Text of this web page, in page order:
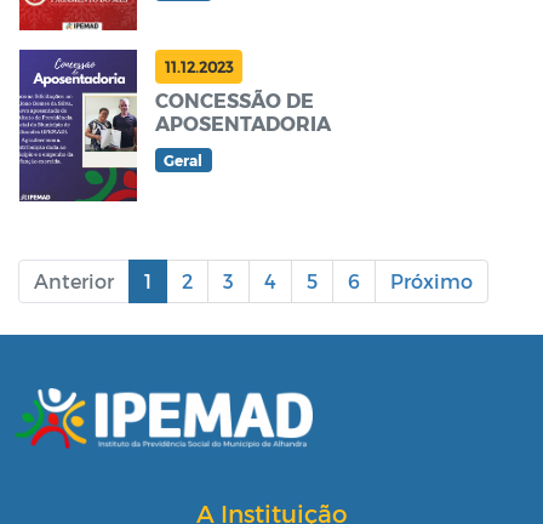
11.12.2023
CONCESSÃO DE
APOSENTADORIA
Geral
Anterior 1 2 3 4 5 6 Próximo
A Instituição